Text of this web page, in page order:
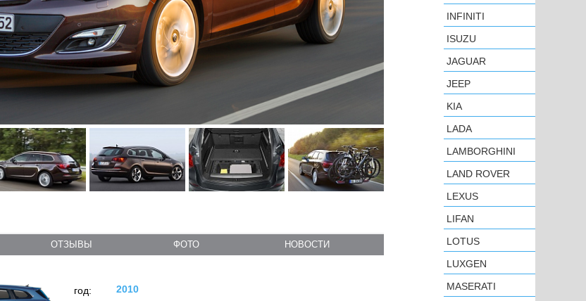
ОТЗЫВЫ ФОТО НОВОСТИ
год:
2010
INFINITI
ISUZU
JAGUAR
JEEP
KIA
LADA
LAMBORGHINI
LAND ROVER
LEXUS
LIFAN
LOTUS
LUXGEN
MASERATI